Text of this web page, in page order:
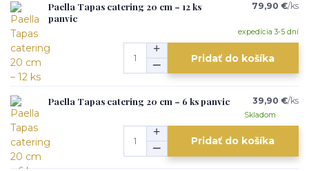
Paella Tapas catering 20 cm – 12 ks
panvic
79,90 €/ks
expedícia 3-5 dní
Pridať do košíka
Paella Tapas catering 20 cm – 6 ks panvic 39,90 €/ks
Skladom
Pridať do košíka